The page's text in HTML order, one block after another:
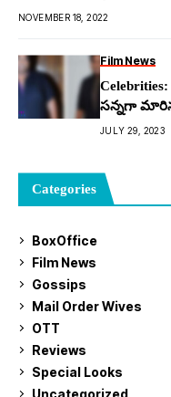
NOVEMBER 18, 2022
Film News
స‌న్న‌గా
JULY 29, 2023
Categories
BoxOffice
Film News
Gossips
Mail Order Wives
OTT
Reviews
Special Looks
Uncategorized